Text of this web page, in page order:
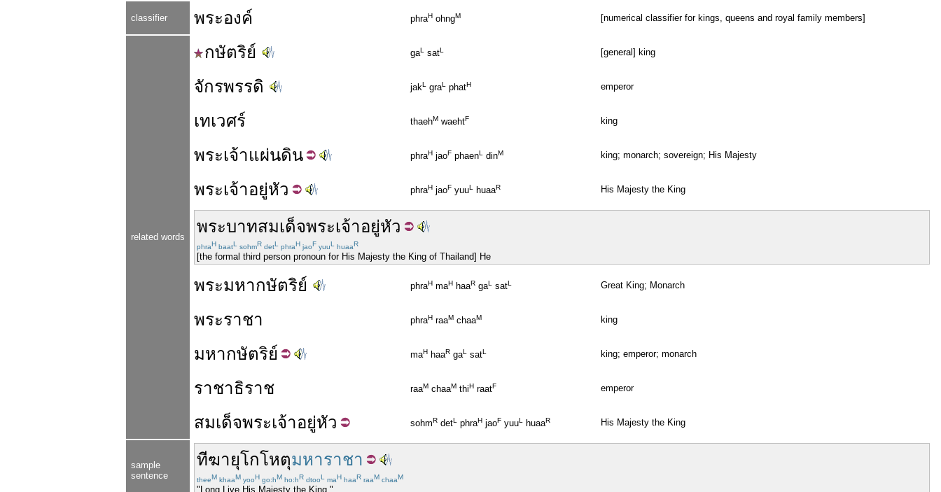
classifier พระองค์ phraH ohngM [numerical classifier for kings, queens and royal family members]
related words
กษัตริย์ gaL satL [general] king
จักรพรรดิ jakL graL phatH emperor
เทเวศร์ thaehM waehtF king
พระเจ้าแผ่นดิน phraH jaoF phaenL dinM king; monarch; sovereign; His Majesty
พระเจ้าอยู่หัว phraH jaoF yuuL huaaR His Majesty the King
พระบาทสมเด็จพระเจ้าอยู่หัว
phraH baatL sohmR detL phraH jaoF yuuL huaaR
[the formal third person pronoun for His Majesty the King of Thailand] He
พระมหากษัตริย์ phraH maH haaR gaL satL Great King; Monarch
พระราชา phraH raaM chaaM king
มหากษัตริย์ maH haaR gaL satL king; emperor; monarch
ราชาธิราช raaM chaaM thiH raatF emperor
สมเด็จพระเจ้าอยู่หัว sohmR detL phraH jaoF yuuL huaaR His Majesty the King
sample
sentence
ทีฆายุโกโหตุมหาราชา
theeM khaaM yooH go:hM ho:hR dtooL maH haaR raaM chaaM
"Long Live His Majesty the King."